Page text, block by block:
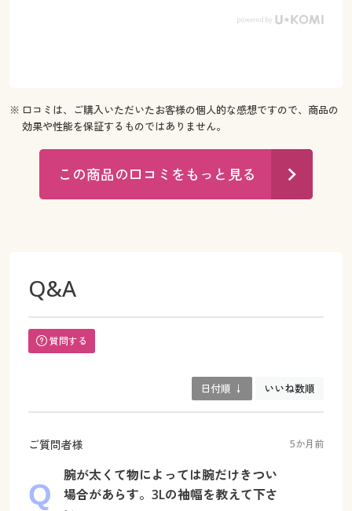
※ 口コミは、ご購入いただいたお客様の個人的な感想ですので、商品の
効果や性能を保証するものではありません。
この商品の口コミをもっと見る
Q&A
質問する
日付順 ↓ いいね数順
ご質問者様 5か月前
腕が太くて物によっては腕だけきつい
場合があらす。3Lの袖幅を教えて下さ